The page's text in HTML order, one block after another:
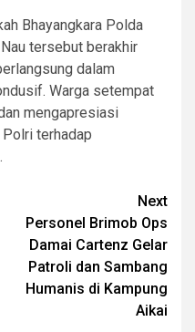
Bhayangkara Polda
tersebut berakhir
dalam
Warga setempat
mengapresiasi
terhadap
Next
Personel Brimob Ops
Damai Cartenz Gelar
Patroli dan Sambang
Humanis di Kampung
Aikai